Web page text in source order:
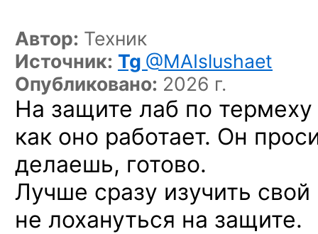
Автор: Техник
Источник: Tg @MAIslushaet
Опубликовано: 2026 г.
На защите лаб по
как оно работает. Он
делаешь, готово.
Лучше сразу изучить
не лохануться на защите.